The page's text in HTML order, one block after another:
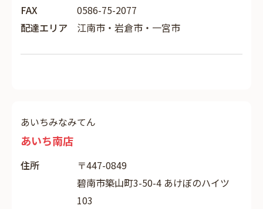
FAX
0586-75-2077
配達エリア
江南市・岩倉市・一宮市
あいちみなみてん
あいち南店
住所
〒447-0849
碧南市築山町3-50-4 あけぼのハイツ
103